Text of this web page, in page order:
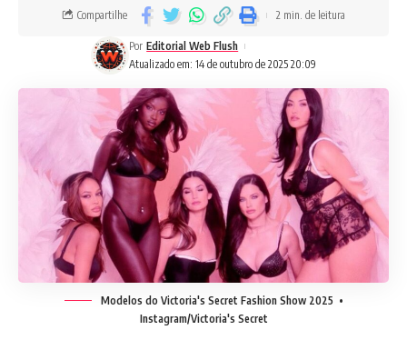
Atualizado em: 14 de outubro de 2025 20:09
Por Editorial Web Flush
Compartilhe 2 min. de leitura
Modelos do Victoria's Secret Fashion Show 2025 •
Instagram/Victoria's Secret